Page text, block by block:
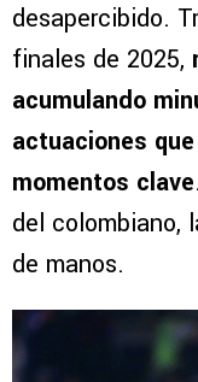
desapercibido.
finales de 2025,
acumulando
actuaciones
momentos clave
del colombiano,
de manos.